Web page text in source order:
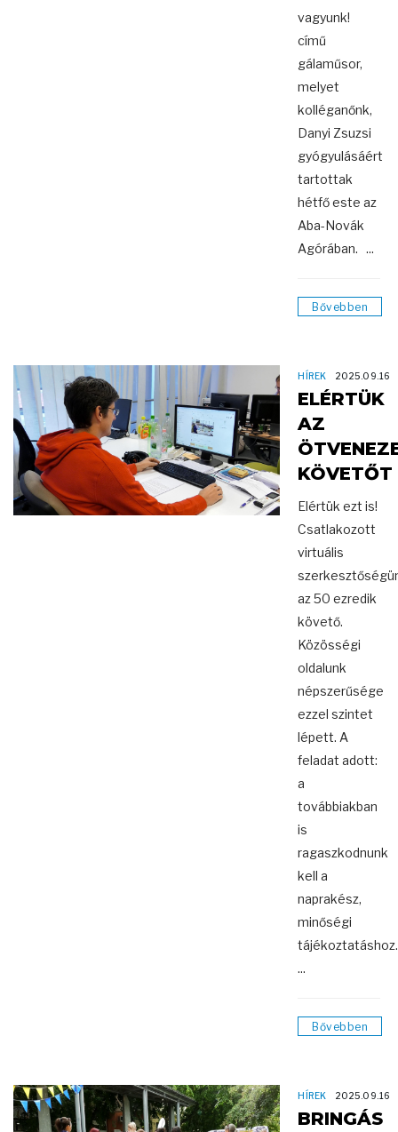
vagyunk!
című
gálaműsor,
melyet
kolléganőnk,
Danyi Zsuzsi
gyógyulásáért
tartottak
hétfő este az
Aba-Novák
Agórában. ...
Bővebben
HÍREK 2025.09.16
ELÉRTÜK
AZ
KÖVETŐT
Elértük ezt is!
Csatlakozott
virtuális
az 50 ezredik
követő.
Közösségi
oldalunk
népszerűsége
ezzel szintet
lépett. A
feladat adott:
a
továbbiakban
is
ragaszkodnunk
kell a
naprakész,
minőségi
tájékoztatáshoz.
...
Bővebben
HÍREK 2025.09.16
BRINGÁS